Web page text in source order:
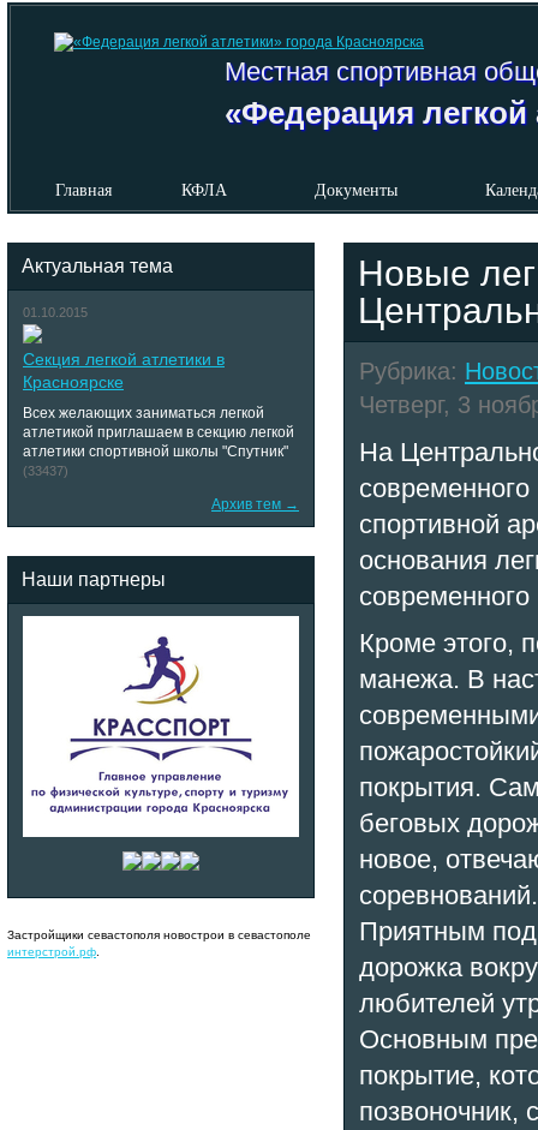
Местная спортивная
«Федерация легкой
Главная КФЛА Документы
Актуальная тема
01.10.2015
Секция легкой атлетики в
Красноярске
Всех желающих заниматься легкой
атлетикой приглашаем в секцию легкой
атлетики спортивной школы "Спутник"
(33437)
Архив тем →
Наши партнеры
Застройщики севастополя новострои в севастополе
интерстрой.рф
Новые
Рубрика:
Четверг, 3
На
спортивной
основания
Кроме этого,
манежа. В
покрытия.
беговых
новое,
соревнований.
Приятным
дорожка
любителей
Основным
покрытие,
позвоночник,